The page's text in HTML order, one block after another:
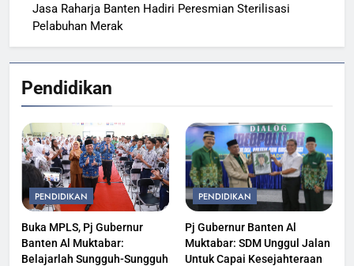
Jasa Raharja Banten Hadiri Peresmian Sterilisasi
Pelabuhan Merak
Pendidikan
PENDIDIKAN
Buka MPLS, Pj Gubernur
Banten Al Muktabar:
Belajarlah Sungguh-Sungguh
PENDIDIKAN
Pj Gubernur Banten Al
Muktabar: SDM Unggul Jalan
Untuk Capai Kesejahteraan